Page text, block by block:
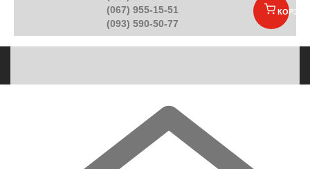
(067) 955-15-51
(093) 590-50-77